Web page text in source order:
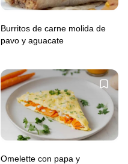
Burritos de carne molida de
pavo y aguacate
Omelette con papa y